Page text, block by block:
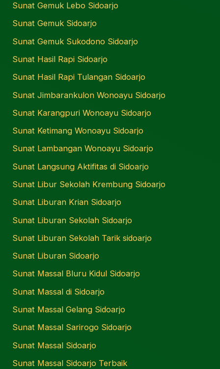
Sunat Gemuk Lebo Sidoarjo
Sunat Gemuk Sidoarjo
Sunat Gemuk Sukodono Sidoarjo
Sunat Hasil Rapi Sidoarjo
Sunat Hasil Rapi Tulangan Sidoarjo
Sunat Jimbarankulon Wonoayu Sidoarjo
Sunat Karangpuri Wonoayu Sidoarjo
Sunat Ketimang Wonoayu Sidoarjo
Sunat Lambangan Wonoayu Sidoarjo
Sunat Langsung Aktifitas di Sidoarjo
Sunat Libur Sekolah Krembung Sidoarjo
Sunat Liburan Krian Sidoarjo
Sunat Liburan Sekolah Sidoarjo
Sunat Liburan Sekolah Tarik sidoarjo
Sunat Liburan Sidoarjo
Sunat Massal Bluru Kidul Sidoarjo
Sunat Massal di Sidoarjo
Sunat Massal Gelang Sidoarjo
Sunat Massal Sarirogo Sidoarjo
Sunat Massal Sidoarjo
Sunat Massal Sidoarjo Terbaik